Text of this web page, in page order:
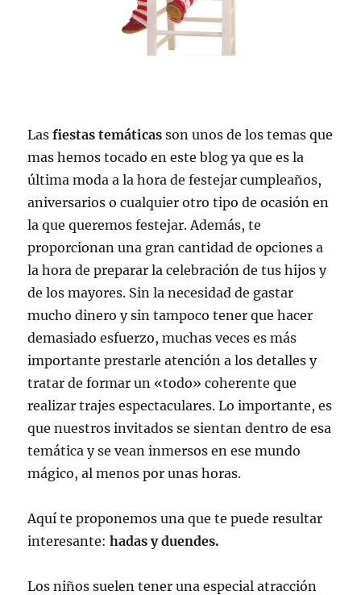
Lasfiestas temáticas son unos de los temas que
mas hemos tocado en este blog ya que es la
última moda a la hora de festejar cumpleaños,
aniversarios o cualquier otro tipo de ocasión en
la que queremos festejar. Además, te
proporcionan una gran cantidad de opciones a
la hora de preparar la celebración de tus hijos y
de los mayores. Sin la necesidad de gastar
mucho dinero y sin tampoco tener que hacer
demasiado esfuerzo, muchas veces es más
importante prestarle atención a los detalles y
tratar de formar un «todo» coherente que
realizar trajes espectaculares. Lo importante, es
que nuestros invitados se sientan dentro de esa
temática y se vean inmersos en ese mundo
mágico, al menos por unas horas.
Aquí te proponemos una que te puede resultar
interesante:hadas y duendes.
Los niños suelen tener una especial atracción